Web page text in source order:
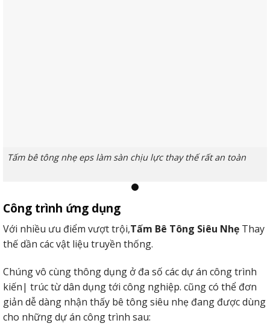
Tấm bê tông nhẹ eps làm sàn chịu lực thay thế rất an toàn
2. Làm vách ngăn trang trí nội, ngoại thất
Các dòng sản phẩm tấm panel siêu nhẹ rấtlý tưởng để
triển khai vách chặn hoặc triển khai xong nội/ngoại thất.
Vật liệu này hạn chế bị phí mòn hay thiếu tính tính hữu
dụng vốn gồm của chính nó sinh sống những khu vực
thường xuyên tiếp xúc mang nhiệt độ, độ ẩm & số lượng
nước lớn.
Công trình ứng dụng
Với nhiều ưu điểm vượt trội,Tấm Bê Tông Siêu Nhẹ Thay
thế dần các vật liệu truyền thống.
Chúng vô cùng thông dụng ở đa số các dự án công trình
kiến| ​​trúc từ dân dụng tới công nghiệp. cũng có thể đơn
giản dễ dàng nhận thấy bê tông siêu nhẹ đang được dùng
cho những dự án công trình sau: